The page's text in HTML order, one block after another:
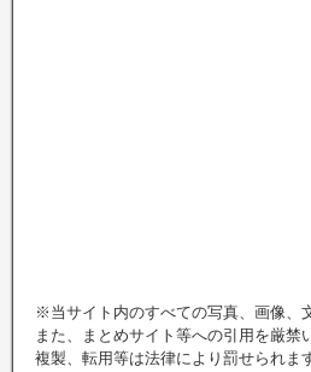
※当サイト内のすべての写真、画像、
また、まとめサイト等への引用を厳禁
複製、転用等は法律により罰せられま